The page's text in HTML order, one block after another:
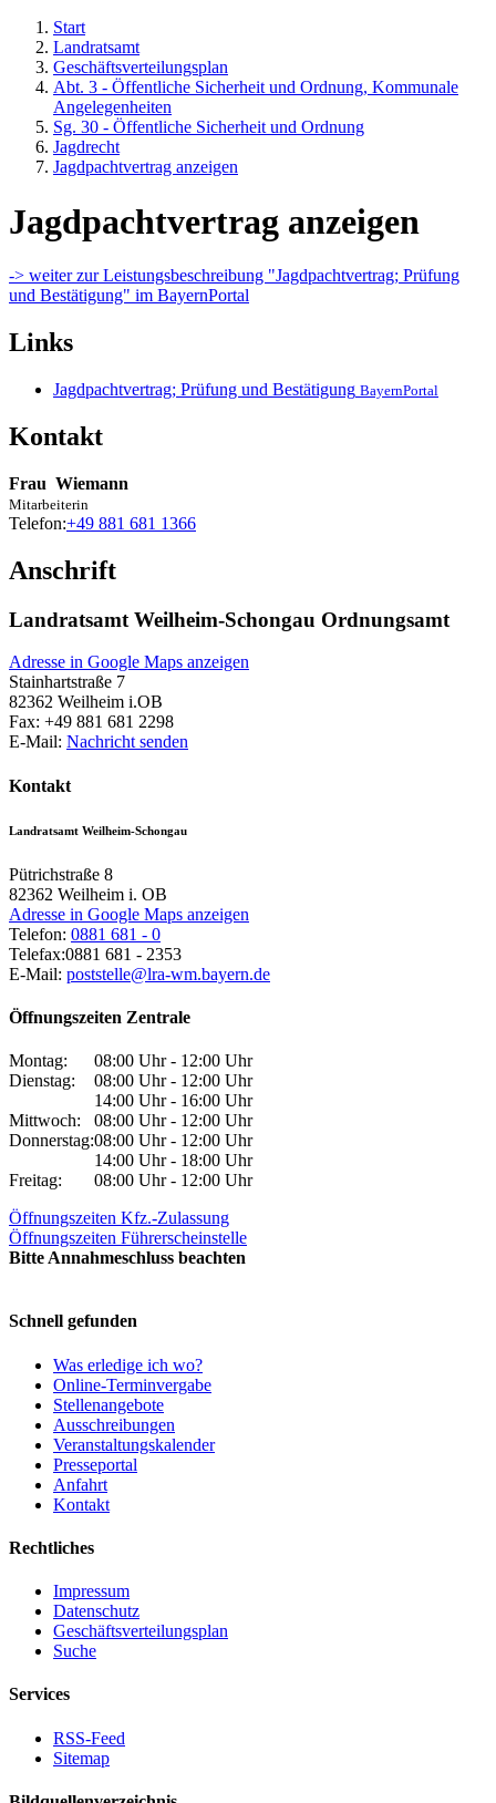
Start
Landratsamt
Geschäftsverteilungsplan
Abt. 3 - Öffentliche Sicherheit und Ordnung, Kommunale
Angelegenheiten
Sg. 30 - Öffentliche Sicherheit und Ordnung
Jagdrecht
Jagdpachtvertrag anzeigen
Jagdpachtvertrag anzeigen
-> weiter zur Leistungsbeschreibung "Jagdpachtvertrag; Prüfung
und Bestätigung" im BayernPortal
Links
Jagdpachtvertrag; Prüfung und Bestätigung BayernPortal
Kontakt
Frau Wiemann
Mitarbeiterin
Telefon:+49 881 681 1366
Anschrift
Landratsamt Weilheim-Schongau Ordnungsamt
Adresse in Google Maps anzeigen
Stainhartstraße 7
82362 Weilheim i.OB
Fax: +49 881 681 2298
E-Mail: Nachricht senden
Kontakt
Landratsamt Weilheim-Schongau
Pütrichstraße 8
82362 Weilheim i. OB
Adresse in Google Maps anzeigen
Telefon: 0881 681 - 0
Telefax:0881 681 - 2353
E-Mail: poststelle@lra-wm.bayern.de
Öffnungszeiten Zentrale
Montag:
08:00 Uhr - 12:00 Uhr
Dienstag:
08:00 Uhr - 12:00 Uhr
14:00 Uhr - 16:00 Uhr
Mittwoch:
08:00 Uhr - 12:00 Uhr
Donnerstag:08:00 Uhr - 12:00 Uhr
14:00 Uhr - 18:00 Uhr
Freitag:
08:00 Uhr - 12:00 Uhr
Öffnungszeiten Kfz.-Zulassung
Öffnungszeiten Führerscheinstelle
Bitte Annahmeschluss beachten
Schnell gefunden
Was erledige ich wo?
Online-Terminvergabe
Stellenangebote
Ausschreibungen
Veranstaltungskalender
Presseportal
Anfahrt
Kontakt
Rechtliches
Impressum
Datenschutz
Geschäftsverteilungsplan
Suche
Services
RSS-Feed
Sitemap